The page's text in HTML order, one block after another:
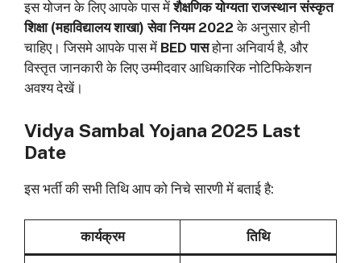
इस योजन के लिए आपके पास मेंशैक्षणिक योग्यता राजस्थान संस्कृत
शिक्षा (महाविद्यालय शाखा) सेवा नियम 2022 के अनुसार होनी
चाहिए। जिसमे आपके पास में BED पासहोना अनिवार्य है, और
विस्तृत जानकारी के लिए उम्मीदवार आधिकारिक नोटिफिकेशन
अवश्य देखें।
Vidya Sambal Yojana 2025 Last
Date
इस भर्ती की सभी तिथि आप को निचे सारणी में बताई है:
कार्यक्रम तिथि